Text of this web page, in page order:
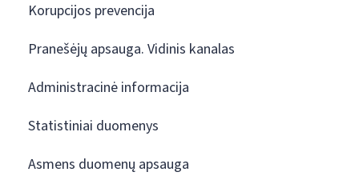
Korupcijos prevencija
Pranešėjų apsauga. Vidinis kanalas
Administracinė informacija
Statistiniai duomenys
Asmens duomenų apsauga